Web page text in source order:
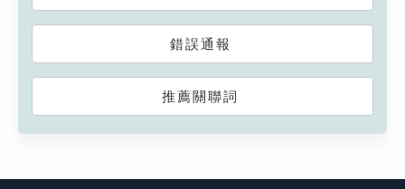
錯誤通報
推薦關聯詞